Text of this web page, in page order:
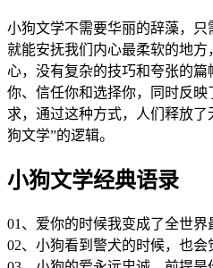
小狗文学不需要华丽的辞藻，只
就能安抚我们内心最柔软的地
心，没有复杂的技巧和夸张的
你、信任你和选择你，同时反
求，通过这种方式，人们释放
狗文学”的逻辑。
小狗文学经典语录
01、爱你的时候我变成了全世界
02、小狗看到警犬的时候，也会